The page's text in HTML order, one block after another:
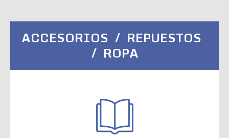
ACCESORIOS / REPUESTOS
/ ROPA